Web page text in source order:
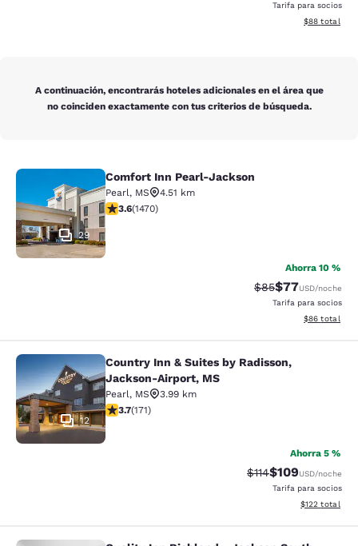
Tarifa para socios
Ver detalles
$88 total
A continuación, encontrarás hoteles adicionales en el área que
no coinciden exactamente con tus criterios de búsqueda.
Comfort Inn Pearl-Jackson
29
Comfort Inn Pearl-Jackson
Pearl, MS
4.51 km
calificación de 3.64 estrellas. Bueno. 1470 reseñas
3.6(1470)
Ahorra 10 %
Precio tachado:
$85Precio con
$77USD/noche
Tarifa para socios
Ver detalles
$86 total
Country Inn & Suites by Radisson,
12
Country Inn & Suites by Radisson,
Jackson-Airport, MS
Pearl, MS
3.99 km
calificación de 3.68 estrellas. Bueno. 171 reseñas
3.7(171)
Ahorra 5 %
Precio tachado:
$114Precio con
$109USD/noche
Tarifa para socios
Ver detalles
$122 total